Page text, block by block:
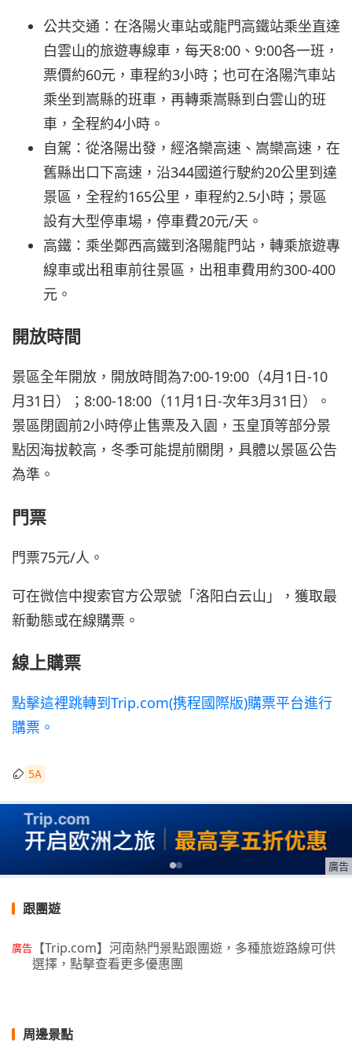
公共交通：在洛陽火車站或龍門高鐵站乘坐直達
白雲山的旅遊專線車，每天8:00、9:00各一班，
票價約60元，車程約3小時；也可在洛陽汽車站
乘坐到嵩縣的班車，再轉乘嵩縣到白雲山的班
車，全程約4小時。
自駕：從洛陽出發，經洛欒高速、嵩欒高速，在
舊縣出口下高速，沿344國道行駛約20公里到達
景區，全程約165公里，車程約2.5小時；景區
設有大型停車場，停車費20元/天。
高鐵：乘坐鄭西高鐵到洛陽龍門站，轉乘旅遊專
線車或出租車前往景區，出租車費用約300-400
元。
開放時間
景區全年開放，開放時間為7:00-19:00（4月1日-10
月31日）；8:00-18:00（11月1日-次年3月31日）。
景區閉園前2小時停止售票及入園，玉皇頂等部分景
點因海拔較高，冬季可能提前關閉，具體以景區公告
為準。
門票
門票75元/人。
可在微信中搜索官方公眾號「洛阳白云山」，獲取最
新動態或在線購票。
線上購票
點擊這裡跳轉到Trip.com(携程國際版)購票平台進行
購票。
5A
廣告
跟團遊
廣告 【Trip.com】河南熱門景點跟團遊，多種旅遊路線可供
選擇，點擊查看更多優惠團
周邊景點